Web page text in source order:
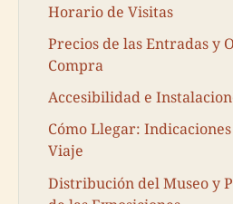
Horario de Visitas
Precios de las Entradas y
Compra
Accesibilidad e
Cómo Llegar: Indicaciones
Viaje
Distribución del Museo y